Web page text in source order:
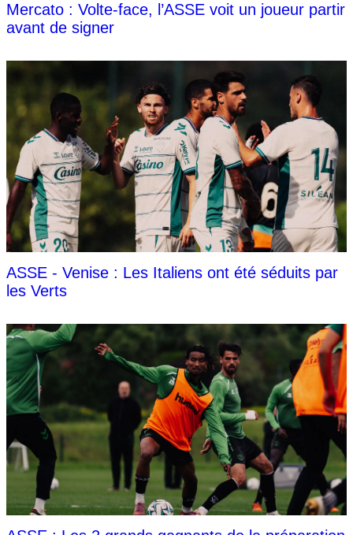
Mercato : Volte-face, l’ASSE voit un joueur partir
avant de signer
ASSE - Venise : Les Italiens ont été séduits par
les Verts